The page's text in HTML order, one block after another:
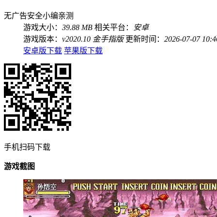
无广告安全小编亲测
游戏大小： 39.88 MB 相关平台：
安卓
游戏版本： v2020.10 金手指版 更新时间： 2026-07-07
安卓版下载 苹果版下载
手机扫码下载
游戏截图